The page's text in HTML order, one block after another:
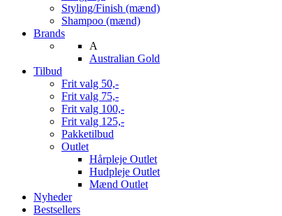
Styling/Finish (mænd)
Shampoo (mænd)
Brands
A
Australian Gold
Tilbud
Frit valg 50,-
Frit valg 75,-
Frit valg 100,-
Frit valg 125,-
Pakketilbud
Outlet
Hårpleje Outlet
Hudpleje Outlet
Mænd Outlet
Nyheder
Bestsellers